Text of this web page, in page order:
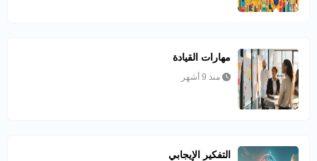
مهارات القيادة
منذ 9 أشهر
التفكير الإيجابي